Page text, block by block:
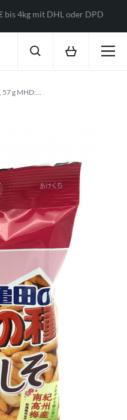
bis 4kg mit DHL oder DPD
g MHD:...